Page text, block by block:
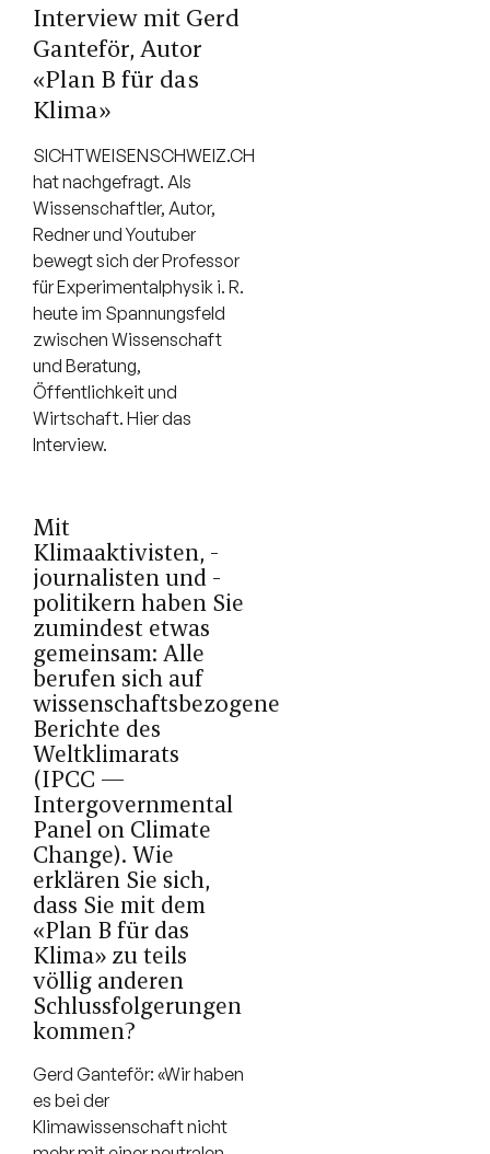
Interview mit Gerd
Ganteför, Autor
«Plan B für das
Klima»
SICHTWEISENSCHWEIZ.CH
hat nachgefragt. Als
Wissenschaftler, Autor,
Redner und Youtuber
bewegt sich der Professor
für Experimentalphysik i. R.
heute im Spannungsfeld
zwischen Wissenschaft
und Beratung,
Öffentlichkeit und
Wirtschaft. Hier das
Interview.
Mit
Klimaaktivisten, -
journalisten und -
politikern haben Sie
zumindest etwas
gemeinsam: Alle
berufen sich auf
wissenschaftsbezogene
Berichte des
Weltklimarats
(IPCC —
Intergovernmental
Panel on Climate
Change). Wie
erklären Sie sich,
dass Sie mit dem
«Plan B für das
Klima» zu teils
völlig anderen
Schlussfolgerungen
kommen?
Gerd Ganteför: «Wir haben
es bei der
Klimawissenschaft nicht